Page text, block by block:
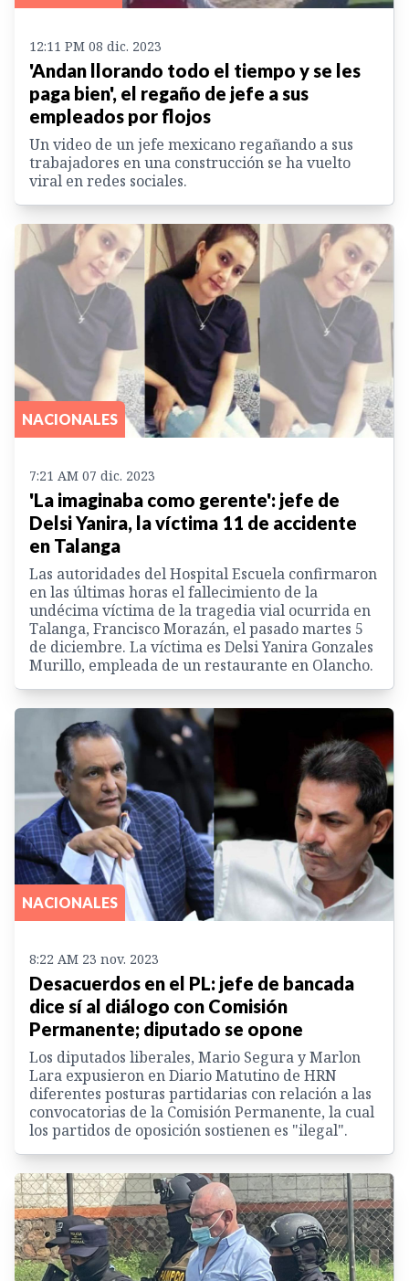
12:11 PM 08 dic. 2023
'Andan llorando todo el tiempo y se les
paga bien', el regaño de jefe a sus
empleados por flojos
Un video de un jefe mexicano regañando a sus
trabajadores en una construcción se ha vuelto
viral en redes sociales.
NACIONALES
7:21 AM 07 dic. 2023
'La imaginaba como gerente': jefe de
Delsi Yanira, la víctima 11 de accidente
en Talanga
Las autoridades del Hospital Escuela confirmaron
en las últimas horas el fallecimiento de la
undécima víctima de la tragedia vial ocurrida en
Talanga, Francisco Morazán, el pasado martes 5
de diciembre. La víctima es Delsi Yanira Gonzales
Murillo, empleada de un restaurante en Olancho.
NACIONALES
8:22 AM 23 nov. 2023
Desacuerdos en el PL: jefe de bancada
dice sí al diálogo con Comisión
Permanente; diputado se opone
Los diputados liberales, Mario Segura y Marlon
Lara expusieron en Diario Matutino de HRN
diferentes posturas partidarias con relación a las
convocatorias de la Comisión Permanente, la cual
los partidos de oposición sostienen es "ilegal".